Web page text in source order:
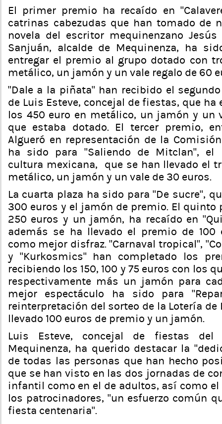
El primer premio ha recaído en
catrinas cabezudas que han tomado de
novela del escritor mequinenzano Jesús
Sanjuán, alcalde de Mequinenza, ha
entregar el premio al grupo dotado con
metálico, un jamón y un vale regalo de 60
“Dale a la piñata” han recibido el
de Luis Esteve, concejal de fiestas, que ha
los 450 euro en metálico, un jamón y un
que estaba dotado. El tercer premio,
Algueró en representación de la
ha sido para “Saliendo de Mitclan”,
cultura mexicana, que se han llevado el
metálico, un jamón y un vale de 30 euros.
La cuarta plaza ha sido para “De sucre”,
300 euros y el jamón de premio. El quinto
250 euros y un jamón, ha recaído en
además se ha llevado el premio de
como mejor disfraz. “Carnaval tropical”,
y “Kurkosmics” han completado los
recibiendo los 150, 100 y 75 euros con los
respectivamente más un jamón para
mejor espectáculo ha sido para
reinterpretación del sorteo de la Lotería de
llevado 100 euros de premio y un jamón.
Luis Esteve, concejal de fiestas del
Mequinenza, ha querido destacar la
de todas las personas que han hecho
que se han visto en las dos jornadas de
infantil como en el de adultos, así como el
los patrocinadores, “un esfuerzo común
fiesta centenaria”.